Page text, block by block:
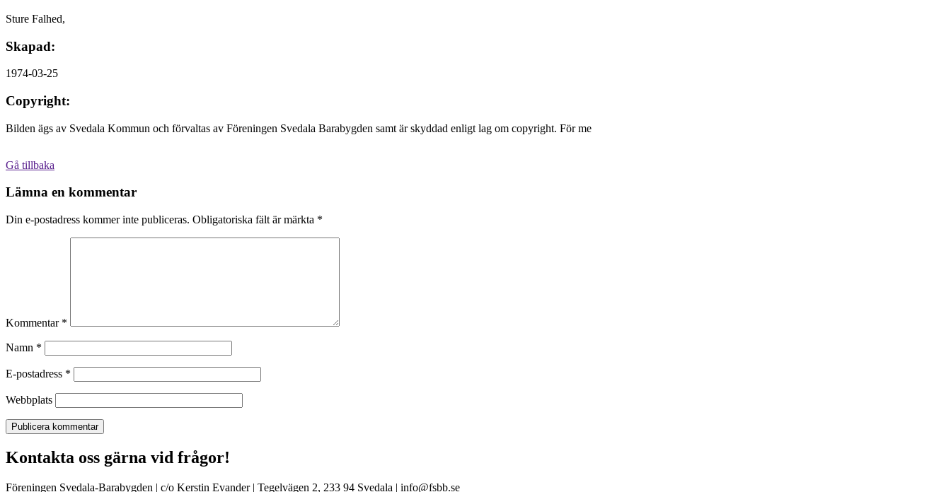
Sture Falhed,
Skapad:
1974-03-25
Copyright:
Bilden ägs av Svedala Kommun och förvaltas av Föreningen Svedala Barabygden samt är skyddad enligt lag om copyright. För me
Gå tillbaka
Lämna en kommentar
Din e-postadress kommer inte publiceras. Obligatoriska fält är märkta *
Kommentar *
Namn *
E-postadress *
Webbplats
Kontakta oss gärna vid frågor!
Föreningen Svedala-Barabygden | c/o Kerstin Evander | Tegelvägen 2, 233 94 Svedala | info@fsbb.se